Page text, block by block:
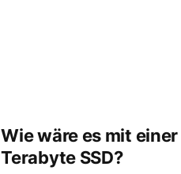
Wie wäre es mit einer
Terabyte SSD?